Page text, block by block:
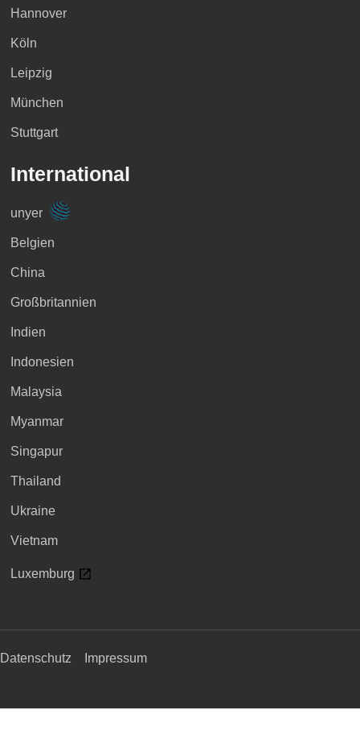
Hannover
Köln
Leipzig
München
Stuttgart
International
unyer
Belgien
China
Großbritannien
Indien
Indonesien
Malaysia
Myanmar
Singapur
Thailand
Ukraine
Vietnam
Luxemburg
Datenschutz Impressum